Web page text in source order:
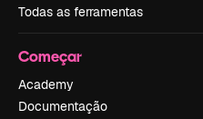
Todas as ferramentas
Começar
Academy
Documentação